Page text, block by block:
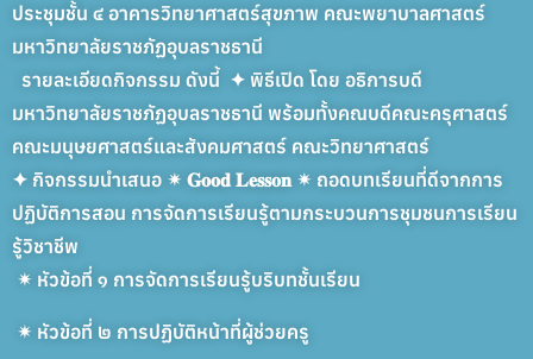
ประชุมชั้น ๔ อาคารวิทยาศาสตร์สุขภาพ คณะพยาบาลศาสตร์
มหาวิทยาลัยราชภัฏอุบลราชธานี
รายละเอียดกิจกรรม ดังนี้ ✦ พิธีเปิด โดย อธิการบดี
มหาวิทยาลัยราชภัฏอุบลราชธานี พร้อมทั้งคณบดีคณะครุศาสตร์
คณะมนุษยศาสตร์และสังคมศาสตร์ คณะวิทยาศาสตร์
✦ กิจกรรมนำเสนอ ✴︎ 𝐆𝐨𝐨𝐝 𝐋𝐞𝐬𝐬𝐨𝐧 ✴︎ ถอดบทเรียนที่ดีจากการ
ปฏิบัติการสอน การจัดการเรียนรู้ตามกระบวนการชุมชนการเรียน
รู้วิชาชีพ
✴ ︎ หัวข้อที่ ๑ การจัดการเรียนรู้บริบทชั้นเรียน
✴ ︎ หัวข้อที่ ๒ การปฏิบัติหน้าที่ผู้ช่วยครู